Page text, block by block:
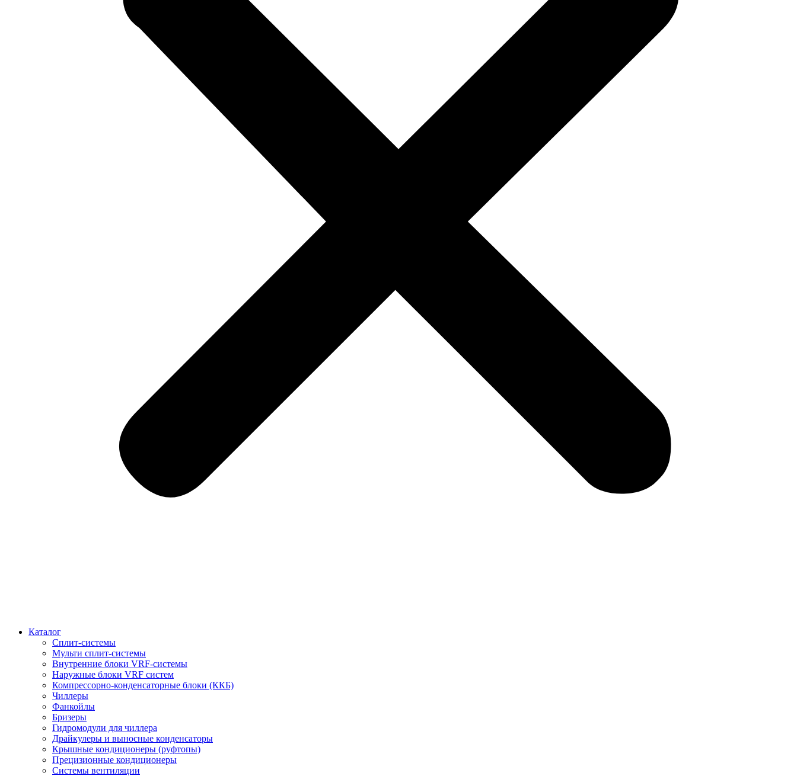
Каталог
Сплит-системы
Мульти сплит-системы
Внутренние блоки VRF-cистемы
Наружные блоки VRF cистем
Компрессорно-конденсаторные блоки (ККБ)
Чиллеры
Фанкойлы
Бризеры
Гидромодули для чиллера
Драйкулеры и выносные конденсаторы
Крышные кондиционеры (руфтопы)
Прецизионные кондиционеры
Системы вентиляции